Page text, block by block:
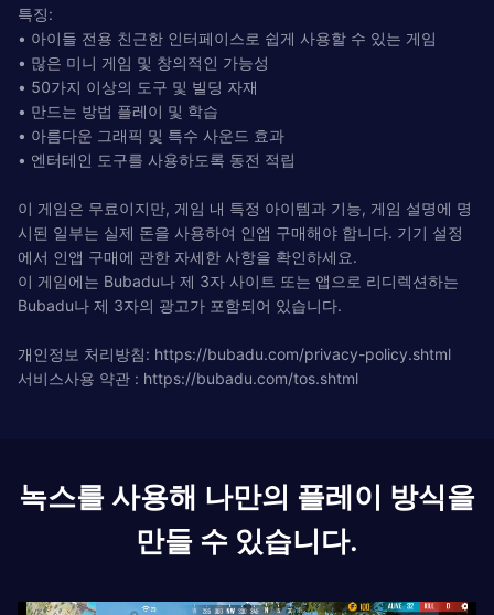
특징:
• 아이들 전용 친근한 인터페이스로 쉽게 사용할 수 있는 게임
• 많은 미니 게임 및 창의적인 가능성
• 50가지 이상의 도구 및 빌딩 자재
• 만드는 방법 플레이 및 학습
• 아름다운 그래픽 및 특수 사운드 효과
• 엔터테인 도구를 사용하도록 동전 적립
이 게임은 무료이지만, 게임 내 특정 아이템과 기능, 게임 설명에 명
시된 일부는 실제 돈을 사용하여 인앱 구매해야 합니다. 기기 설정
에서 인앱 구매에 관한 자세한 사항을 확인하세요.
이 게임에는 Bubadu나 제 3자 사이트 또는 앱으로 리디렉션하는
Bubadu나 제 3자의 광고가 포함되어 있습니다.
개인정보 처리방침: https://bubadu.com/privacy-policy.shtml
서비스사용 약관 : https://bubadu.com/tos.shtml
녹스를 사용해 나만의 플레이 방식을
만들 수 있습니다.